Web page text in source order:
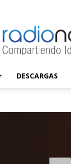
DESCARGAS